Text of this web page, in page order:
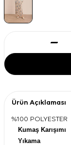
Ürün Açıklaması
%100 POLYESTER
Kumaş Karışımı
Yıkama